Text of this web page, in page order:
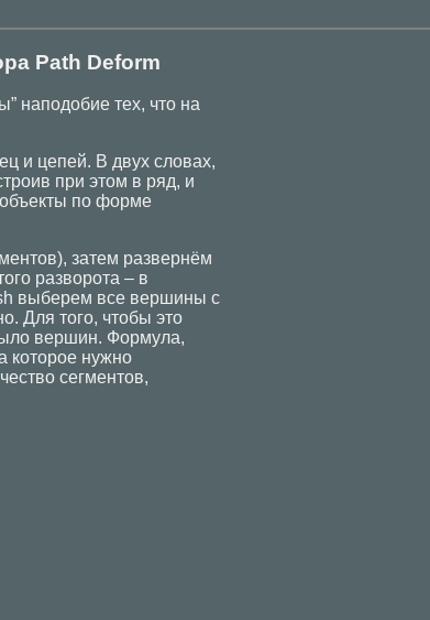
Path Deform
наподобие тех, что на
и цепей. В двух словах,
при этом в ряд, и
по форме
затем развернём
разворота – в
выберем все вершины с
Для того, чтобы это
вершин. Формула,
которое нужно
сегментов,